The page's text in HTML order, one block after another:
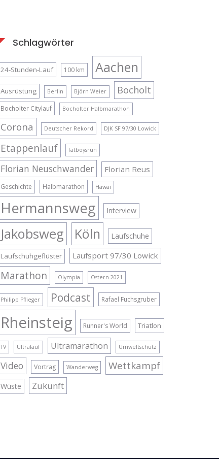
Schlagwörter
24-Stunden-Lauf 100 km Aachen
Ausrüstung Berlin Björn Weier Bocholt
Bocholter Citylauf Bocholter Halbmarathon
Corona Deutscher Rekord DJK SF 97/30 Lowick
Etappenlauf fatboysrun
Florian Neuschwander Florian Reus
Geschichte Halbmarathon Hawai
Hermannsweg Interview
Jakobsweg Köln Laufschuhe
Laufschuhgeflüster Laufsport 97/30 Lowick
Marathon Olympia Ostern 2021
Philipp Pflieger Podcast Rafael Fuchsgruber
Rheinsteig Runner's World Triatlon
TV Ultralauf Ultramarathon Umweltschutz
Video Vortrag Wanderweg Wettkampf
Wüste Zukunft